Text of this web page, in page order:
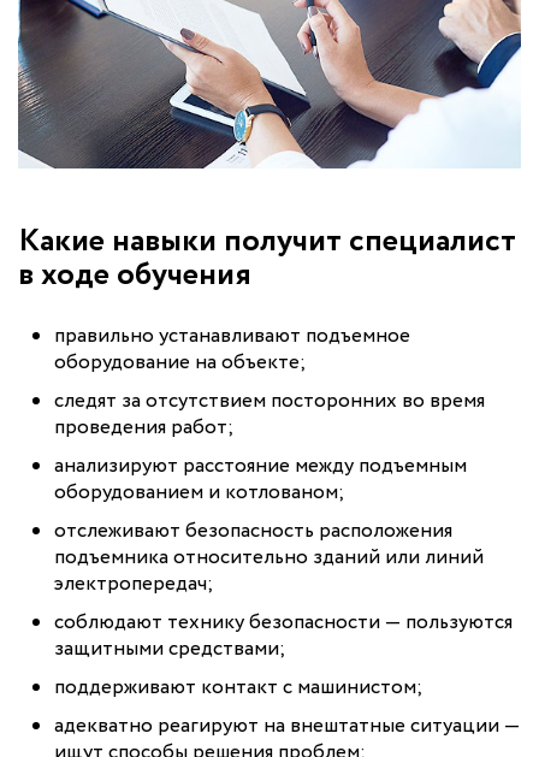
Какие навыки получит специалист
в ходе обучения
правильно устанавливают подъемное
оборудование на объекте;
следят за отсутствием посторонних во время
проведения работ;
анализируют расстояние между подъемным
оборудованием и котлованом;
отслеживают безопасность расположения
подъемника относительно зданий или линий
электропередач;
соблюдают технику безопасности — пользуются
защитными средствами;
поддерживают контакт с машинистом;
адекватно реагируют на внештатные ситуации —